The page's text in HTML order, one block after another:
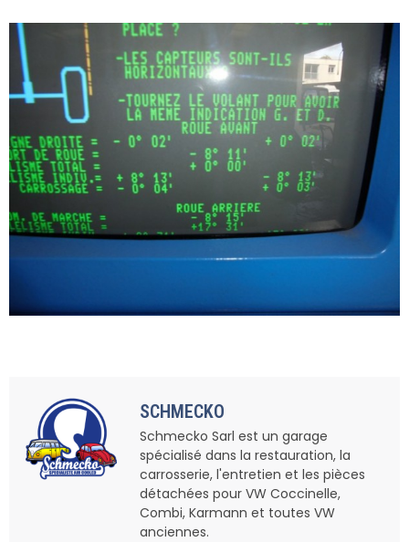
SCHMECKO
Schmecko Sarl est un garage
spécialisé dans la restauration, la
carrosserie, l'entretien et les pièces
détachées pour VW Coccinelle,
Combi, Karmann et toutes VW
anciennes.